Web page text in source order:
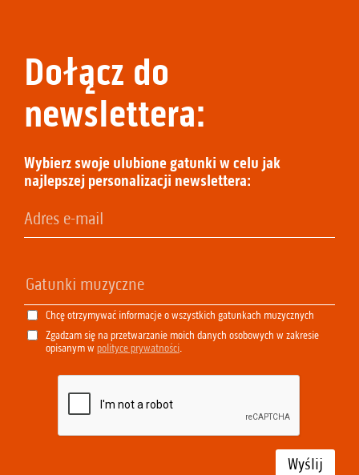
Dołącz do
newslettera:
Wybierz swoje ulubione gatunki w celu jak
najlepszej personalizacji newslettera:
Chcę otrzymywać informacje o wszystkich gatunkach muzycznych
Zgadzam się na przetwarzanie moich danych osobowych w zakresie
opisanym w polityce prywatności.
Wyślij